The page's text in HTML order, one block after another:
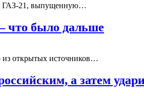
ГАЗ-21, выпущенную…
что было дальше
из открытых источников…
а затем